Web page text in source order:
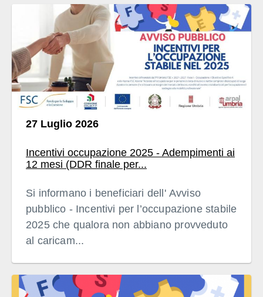
27 Luglio 2026
Incentivi occupazione 2025 - Adempimenti ai
12 mesi (DDR finale per...
Si informano i beneficiari dell' Avviso
pubblico - Incentivi per l’occupazione stabile
2025 che qualora non abbiano provveduto
al caricam...